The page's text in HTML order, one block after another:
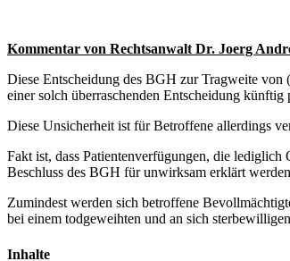
Kommentar von Rechtsanwalt Dr. Joerg
Diese Entscheidung des BGH zur Tragweite von
einer solch überraschenden Entscheidung
Diese Unsicherheit ist für Betroffene allerdings
Fakt ist, dass Patientenverfügungen, die
Beschluss des BGH für unwirksam erklärt
Zumindest werden sich betroffene
bei einem todgeweihten und an sich
Inhalte